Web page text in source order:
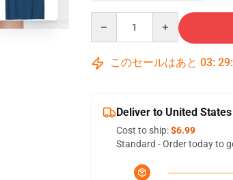
このセールはあと 03: 29:
Deliver to United States
Cost to ship:$6.99
Standard - Order today to